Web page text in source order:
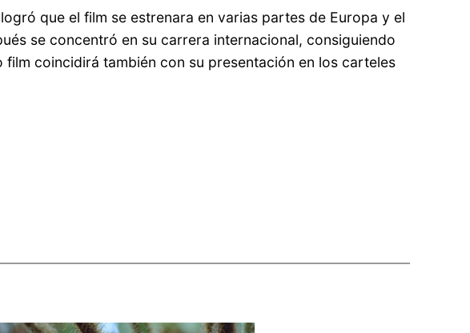
que el film se estrenara en varias partes de Europa y el
se concentró en su carrera internacional, consiguiendo
coincidirá también con su presentación en los carteles